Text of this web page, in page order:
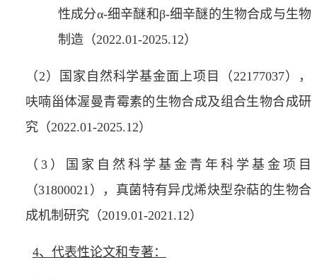
性成分α-细辛醚和 β-细辛醚的生物合成与生物
制造（2022.01-2025.12）
（2 ）国家自然科学基金面上项目（22177037），
呋喃甾体渥曼青霉素的生物合成及组合生物合成研
究（2022.01-2025.12）
（ 3）国家自然科学基金青年科学基金项目
（31800021 ），真菌特有异戊烯炔型杂萜的生物合
成机制研究（2019.01-2021.12）
4、代表性论文和专著：